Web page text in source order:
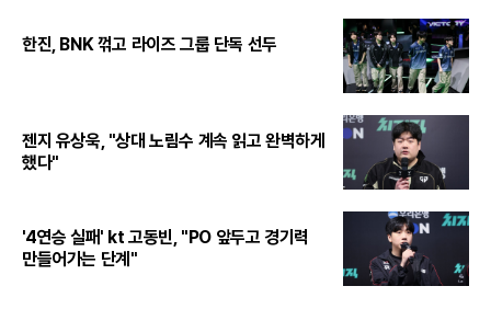
한진, BNK 꺾고 라이즈 그룹 단독 선두
젠지 유상욱, "상대 노림수 계속 읽고 완벽하게
했다"
'4연승 실패' kt 고동빈, "PO 앞두고 경기력
만들어가는 단계"